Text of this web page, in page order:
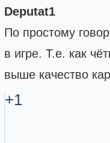
Deputat1
По простому
в игре. Т.е. как
выше качество
+1